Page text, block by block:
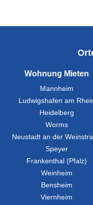
Wohnung Mieten
Mannheim
Ludwigshafen am
Heidelberg
Worms
Neustadt an der
Speyer
Frankenthal (Pfalz)
Weinheim
Bensheim
Viernheim